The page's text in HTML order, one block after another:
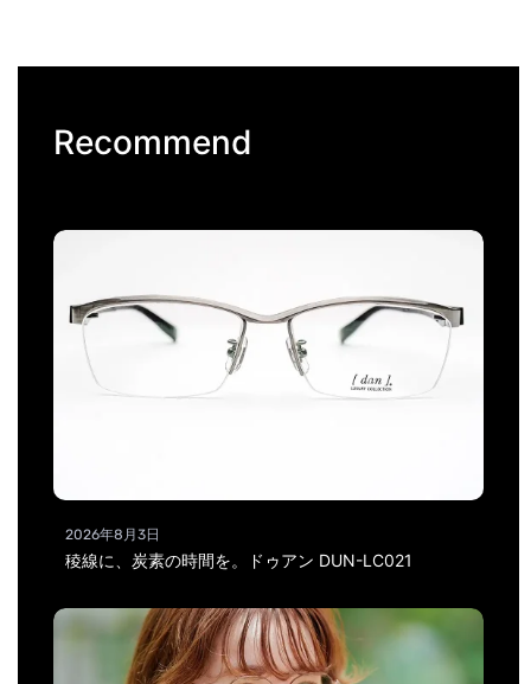
Recommend
2026年8月3日
稜線に、炭素の時間を。ドゥアン DUN-LC021